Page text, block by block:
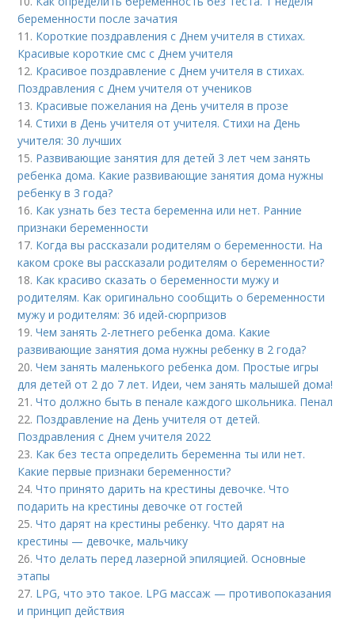
беременности после зачатия
11. Короткие поздравления с Днем учителя в стихах.
Красивые короткие смс с Днем учителя
12. Красивое поздравление с Днем учителя в стихах.
Поздравления с Днем учителя от учеников
13. Красивые пожелания на День учителя в прозе
14.Стихи в День учителя от учителя. Стихи на День
учителя: 30 лучших
15. Развивающие занятия для детей 3 лет чем занять
ребенка дома. Какие развивающие занятия дома нужны
ребенку в 3 года?
16. Как узнать без теста беременна или нет. Ранние
признаки беременности
17. Когда вы рассказали родителям о беременности. На
каком сроке вы рассказали родителям о беременности?
18. Как красиво сказать о беременности мужу и
родителям. Как оригинально сообщить о беременности
мужу и родителям: 36 идей-сюрпризов
19.Чем занять 2-летнего ребенка дома. Какие
развивающие занятия дома нужны ребенку в 2 года?
20.Чем занять маленького ребенка дом. Простые игры
для детей от 2 до 7 лет. Идеи, чем занять малышей дома!
21.Что должно быть в пенале каждого школьника. Пенал
22. Поздравление на День учителя от детей.
Поздравления с Днем учителя 2022
23. Как без теста определить беременна ты или нет.
Какие первые признаки беременности?
24.Что принято дарить на крестины девочке. Что
подарить на крестины девочке от гостей
25.Что дарят на крестины ребенку. Что дарят на
крестины — девочке, мальчику
26.Что делать перед лазерной эпиляцией. Основные
этапы
27. LPG, что это такое. LPG массаж — противопоказания
и принцип действия